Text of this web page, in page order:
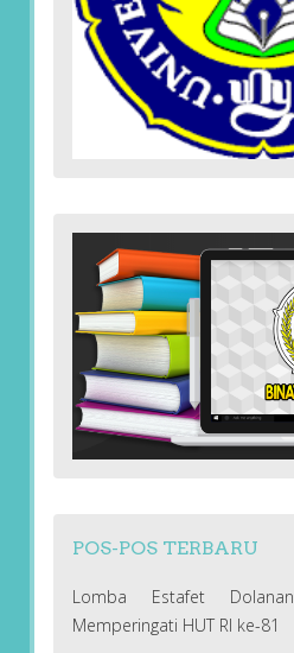
POS-POS TERBARU
Lomba Estafet
Memperingati HUT RI ke-81